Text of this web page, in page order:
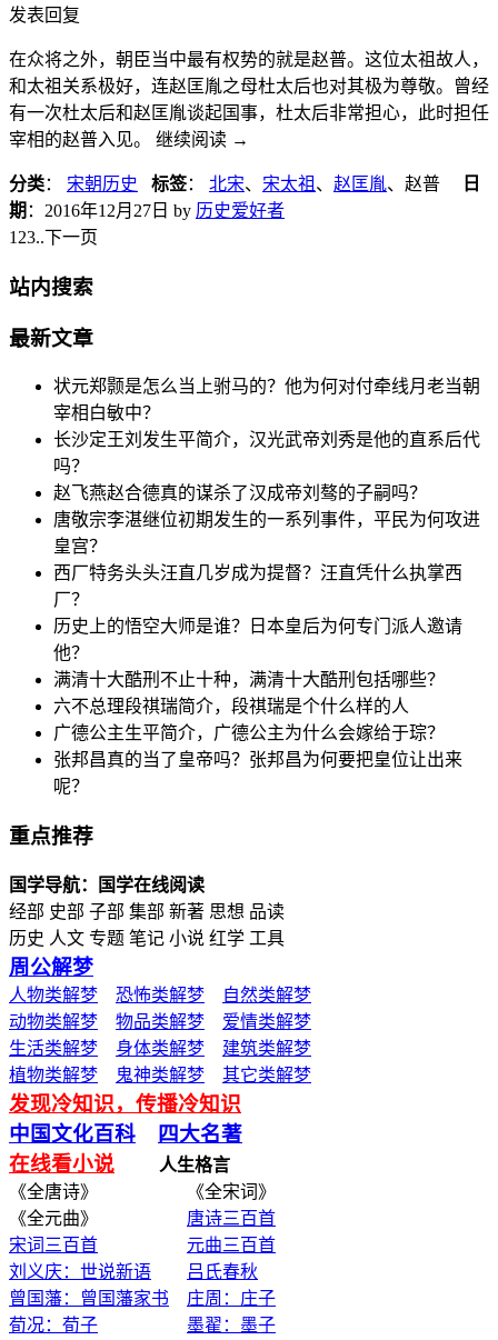
发表回复
在众将之外，朝臣当中最有权势的就是赵普。这位太祖故人，
和太祖关系极好，连赵匡胤之母杜太后也对其极为尊敬。曾经
有一次杜太后和赵匡胤谈起国事，杜太后非常担心，此时担任
宰相的赵普入见。 继续阅读 →
分类： 宋朝历史 标签： 北宋、 宋太祖 、 赵匡胤、赵普
日
期 ： 2016年12月27日 by 历史爱好者
1 23..下一页
站内搜索
最新文章
状元郑颢是怎么当上驸马的？他为何对付牵线月老当朝
宰相白敏中？
长沙定王刘发生平简介，汉光武帝刘秀是他的直系后代
吗？
赵飞燕赵合德真的谋杀了汉成帝刘骜的子嗣吗？
唐敬宗李湛继位初期发生的一系列事件，平民为何攻进
皇宫？
西厂特务头头汪直几岁成为提督？汪直凭什么执掌西
厂？
历史上的悟空大师是谁？日本皇后为何专门派人邀请
他？
满清十大酷刑不止十种，满清十大酷刑包括哪些？
六不总理段祺瑞简介，段祺瑞是个什么样的人
广德公主生平简介，广德公主为什么会嫁给于琮？
张邦昌真的当了皇帝吗？张邦昌为何要把皇位让出来
呢？
重点推荐
国学导航：国学在线阅读
经部 史部 子部 集部 新著 思想 品读
历史 人文 专题 笔记 小说 红学 工具
周公解梦
人物类解梦 恐怖类解梦
自然类解梦
动物类解梦
物品类解梦
爱情类解梦
生活类解梦
身体类解梦
建筑类解梦
植物类解梦
鬼神类解梦 其它类解梦
发现冷知识，传播冷知识
中国文化百科
四大名著
在线看小说
人生格言
《全唐诗》 《全宋词》
《全元曲》 唐诗三百首
宋词三百首
元曲三百首
刘义庆：世说新语
吕氏春秋
曾国藩：曾国藩家书
庄周：庄子
荀况：荀子
墨翟：墨子